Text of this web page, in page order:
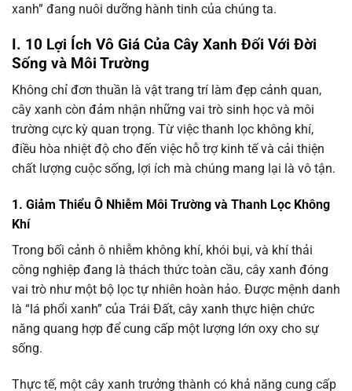
xanh” đang nuôi dưỡng hành tinh của chúng ta.
I. 10 Lợi Ích Vô Giá Của Cây Xanh Đối Với Đời
Sống và Môi Trường
Không chỉ đơn thuần là vật trang trí làm đẹp cảnh quan,
cây xanh còn đảm nhận những vai trò sinh học và môi
trường cực kỳ quan trọng. Từ việc thanh lọc không khí,
điều hòa nhiệt độ cho đến việc hỗ trợ kinh tế và cải thiện
chất lượng cuộc sống, lợi ích mà chúng mang lại là vô tận.
1. Giảm Thiểu Ô Nhiễm Môi Trường và Thanh Lọc Không
Khí
Trong bối cảnh ô nhiễm không khí, khói bụi, và khí thải
công nghiệp đang là thách thức toàn cầu, cây xanh đóng
vai trò như một bộ lọc tự nhiên hoàn hảo. Được mệnh danh
là “lá phổi xanh” của Trái Đất, cây xanh thực hiện chức
năng quang hợp để cung cấp một lượng lớn oxy cho sự
sống.
Thực tế, một cây xanh trưởng thành có khả năng cung cấp